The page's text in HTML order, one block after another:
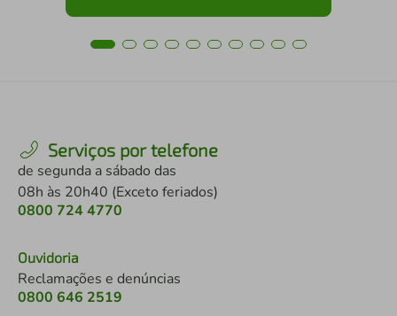
Serviços por telefone
de segunda a sábado das
08h às 20h40 (Exceto feriados)
0800 724 4770
Ouvidoria
Reclamações e denúncias
0800 646 2519